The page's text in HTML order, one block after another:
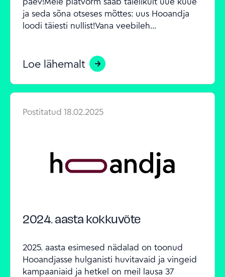
ja seda sõna otseses mõttes: uus Hooandja
loodi täiesti nullist!Vana veebileh...
Loe lähemalt
Postitatud 18.02.2025
2024. aasta kokkuvõte
2025. aasta esimesed nädalad on toonud
Hooandjasse hulganisti huvitavaid ja vingeid
kampaaniaid ja hetkel on meil lausa 37